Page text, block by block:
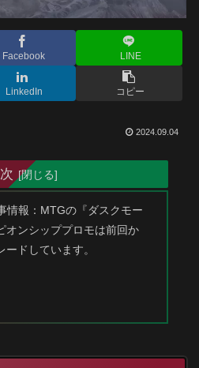
Facebook LINE
LinkedIn コピー
2024.09.04
情報：MTGの『ダスクモー
オンシッププロモは前回か
ードしています。